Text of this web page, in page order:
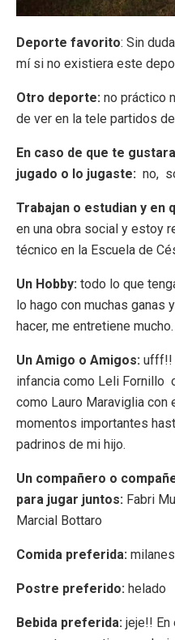
Deporte favorito: Sin
mí si no existiera este
Otro deporte: no práctico
de ver en la tele partidos
En caso de que te
jugado o lo jugaste: no,
Trabajan o estudian y en
en una obra social y estoy
técnico en la Escuela de
Un Hobby: todo lo que
lo hago con muchas ganas
hacer, me entretiene mucho.
Un Amigo o Amigos: ufff!!
infancia como Leli Fornillo
como Lauro Maraviglia
momentos importantes
padrinos de mi hijo.
Un compañero o
para jugar juntos: Fabri
Marcial Bottaro
Comida preferida:
Postre preferido: helado
Bebida preferida: jeje!!